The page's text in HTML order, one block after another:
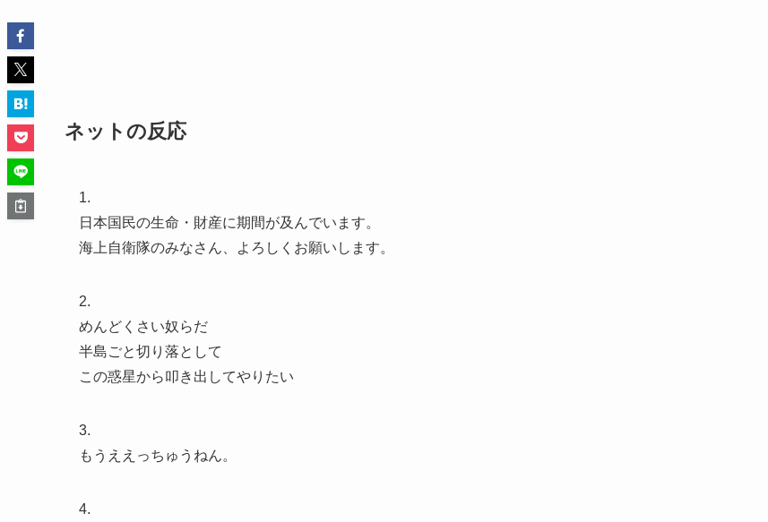
ネットの反応
1.
日本国民の生命・財産に期間が及んでいます。
海上自衛隊のみなさん、よろしくお願いします。
2.
めんどくさい奴らだ
半島ごと切り落として
この惑星から叩き出してやりたい
3.
もうええっちゅうねん。
4.